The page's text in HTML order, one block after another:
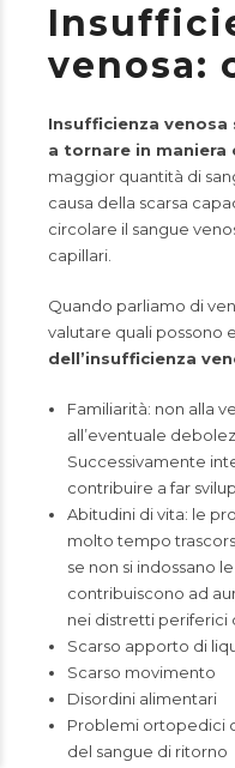
venosa:
Insufficienza
a tornare in
maggior quantità di
causa della scarsa
circolare il sangue
capillari.
Quando parliamo di
valutare quali possono
dell’insufficienza
Familiarità: non alla
all’eventuale
Successivamente
contribuire a far
Abitudini di vita: le
molto tempo
se non si indossano
contribuiscono ad
nei distretti periferici
Scarso apporto di
Scarso movimento
Disordini alimentari
Problemi ortopedici
del sangue di ritorno